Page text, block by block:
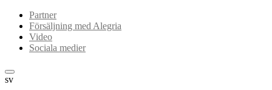
Partner
Försäljning med Alegria
Video
Sociala medier
sv